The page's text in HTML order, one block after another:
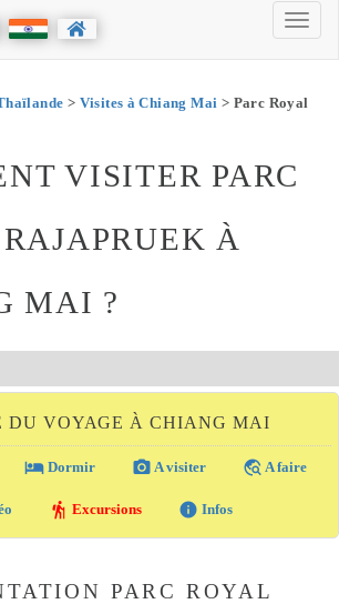
> Visites à Chiang Mai > Parc Royal
VISITER PARC
À
MAI ?
DU VOYAGE À CHIANG MAI
local_hotel Dormir photo_camera A visiter travel_explore A faire
hiking Excursions info Infos
PARC ROYAL